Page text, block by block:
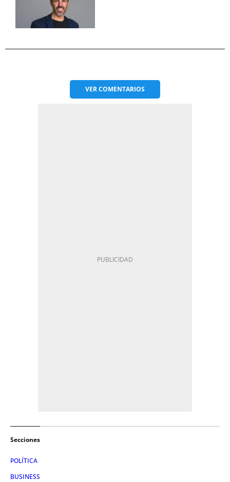
VERCOMENTARIOS
Secciones
POLÍTICA
BUSINESS